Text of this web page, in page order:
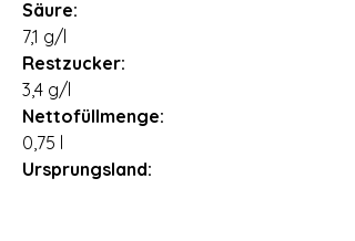
Säure:
7,1 g/l
Restzucker:
3,4 g/l
Nettofüllmenge:
0,75 l
Ursprungsland: